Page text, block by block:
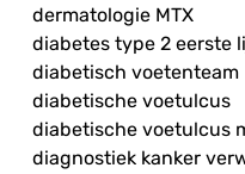
dermatologie MTX
diabetes type 2 eerste
diabetisch voetenteam
diabetische voetulcus
diabetische voetulcus
diagnostiek kanker